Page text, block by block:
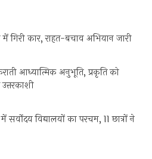
गिरी कार, राहत-बचाव अभियान जारी
आध्यात्मिक अनुभूति, प्रकृति को
विद्यालयों का परचम, 11 छात्रों ने